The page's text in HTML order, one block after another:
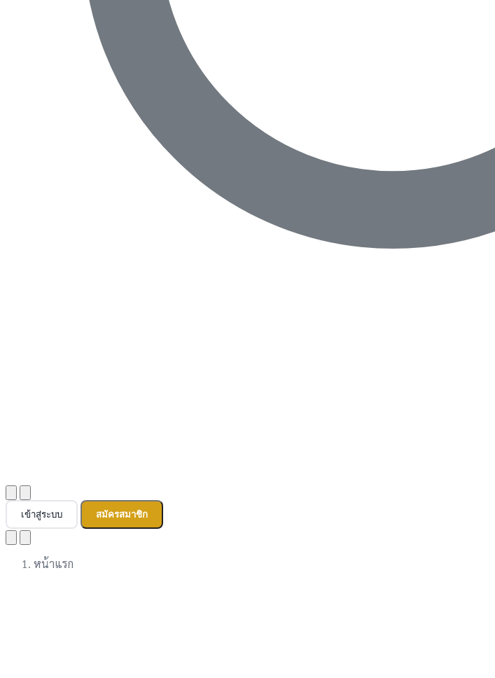
เข้าสู่ระบบ สมัครสมาชิก
หน้าแรก